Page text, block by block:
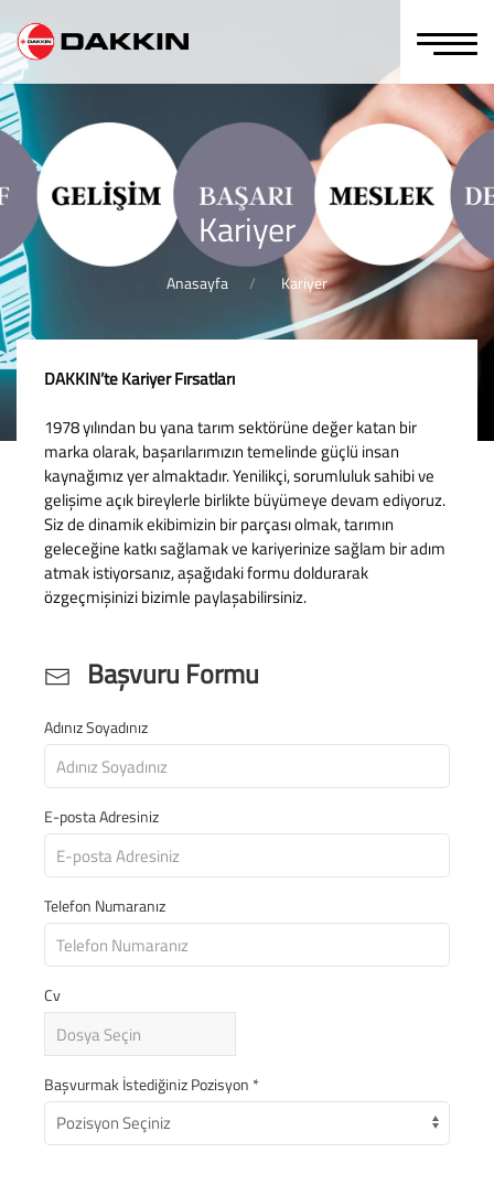
Kariyer
Anasayfa Kariyer
DAKKIN’te Kariyer Fırsatları
1978 yılından bu yana tarım sektörüne değer katan bir
marka olarak, başarılarımızın temelinde güçlü insan
kaynağımız yer almaktadır. Yenilikçi, sorumluluk sahibi ve
gelişime açık bireylerle birlikte büyümeye devam ediyoruz.
Siz de dinamik ekibimizin bir parçası olmak, tarımın
geleceğine katkı sağlamak ve kariyerinize sağlam bir adım
atmak istiyorsanız, aşağıdaki formu doldurarak
özgeçmişinizi bizimle paylaşabilirsiniz.
Başvuru Formu
Adınız Soyadınız
E-posta Adresiniz
Telefon Numaranız
Cv
Başvurmak İstediğiniz Pozisyon *